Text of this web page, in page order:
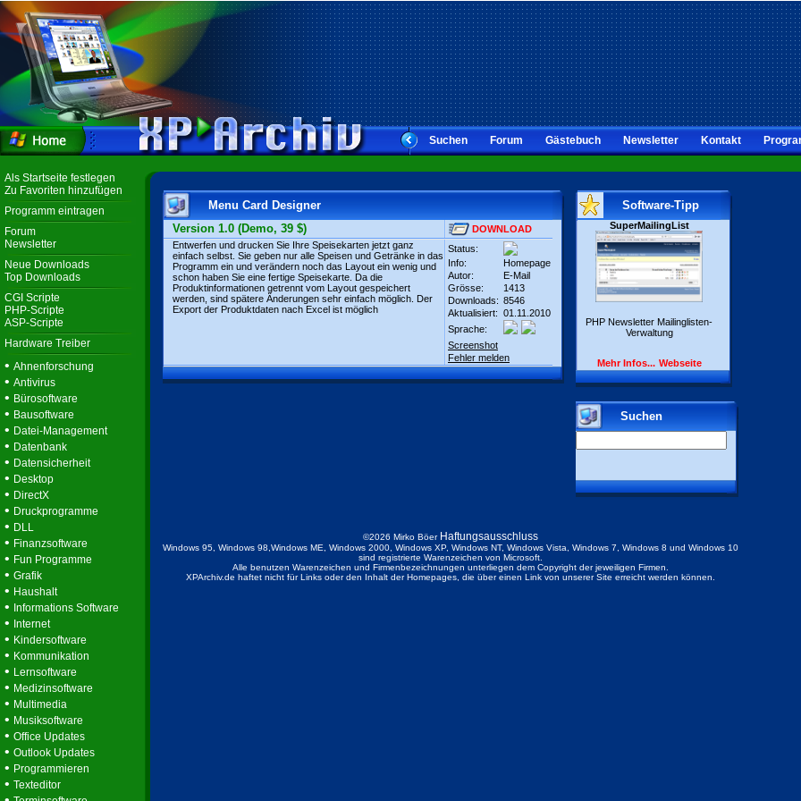
Suchen Forum Gästebuch Newsletter Kontakt
Als Startseite festlegen
Zu Favoriten hinzufügen
Programm eintragen
Forum
Newsletter
Neue Downloads
Top Downloads
CGI Scripte
PHP-Scripte
ASP-Scripte
Hardware Treiber
• Ahnenforschung
• Antivirus
• Bürosoftware
• Bausoftware
• Datei-Management
• Datenbank
• Datensicherheit
• Desktop
• DirectX
• Druckprogramme
• DLL
• Finanzsoftware
• Fun Programme
• Grafik
• Haushalt
• Informations Software
• Internet
• Kindersoftware
• Kommunikation
• Lernsoftware
• Medizinsoftware
• Multimedia
• Musiksoftware
• Office Updates
• Outlook Updates
• Programmieren
• Texteditor
Menu Card Designer
Version 1.0 (Demo, 39 $)
DOWNLOAD
Entwerfen und drucken Sie Ihre Speisekarten jetzt ganz
einfach selbst. Sie geben nur alle Speisen und Getränke in das
Programm ein und verändern noch das Layout ein wenig und
schon haben Sie eine fertige Speisekarte. Da die
Produktinformationen getrennt vom Layout gespeichert
werden, sind spätere Änderungen sehr einfach möglich. Der
Export der Produktdaten nach Excel ist möglich
Status:
Info:
Homepage
Autor:
E-Mail
Grösse:
1413
Downloads: 8546
Aktualisiert: 01.11.2010
Sprache:
Screenshot
Fehler melden
Software-Tipp
SuperMailingList
PHP Newsletter Mailinglisten-
Verwaltung
Mehr Infos... Webseite
Suchen
©2026 Mirko Böer Haftungsausschluss
Windows 95, Windows 98,Windows ME, Windows 2000, Windows XP, Windows NT, Windows Vista, Windows 7, Windows 8 und Windows 10
sind registrierte Warenzeichen von Microsoft.
Alle benutzen Warenzeichen und Firmenbezeichnungen unterliegen dem Copyright der jeweiligen Firmen.
XPArchiv.de haftet nicht für Links oder den Inhalt der Homepages, die über einen Link von unserer Site erreicht werden können.